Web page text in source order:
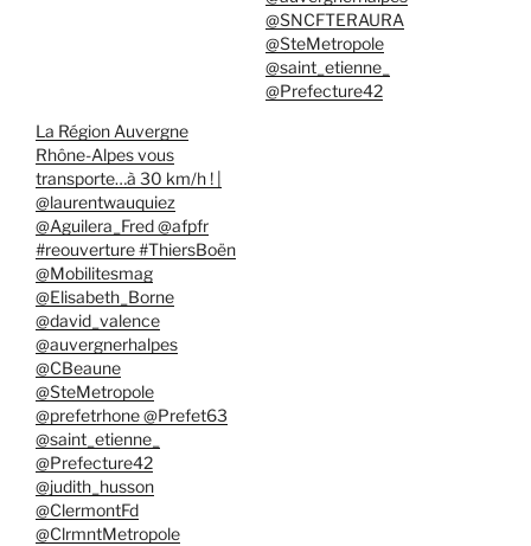
@SNCFTERAURA
@SteMetropole
@saint_etienne_
@Prefecture42
La Région Auvergne
Rhône-Alpes vous
transporte…à 30 km/h ! |
@laurentwauquiez
@Aguilera_Fred @afpfr
#reouverture #ThiersBoën
@Mobilitesmag
@Elisabeth_Borne
@david_valence
@auvergnerhalpes
@CBeaune
@SteMetropole
@prefetrhone @Prefet63
@saint_etienne_
@Prefecture42
@judith_husson
@ClermontFd
@ClrmntMetropole